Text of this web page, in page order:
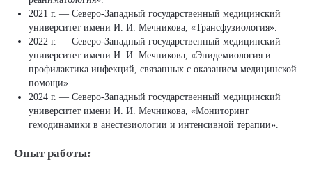
2021 г. — Северо-Западный государственный медицинский
университет имени И. И. Мечникова, «Трансфузиология».
2022 г. — Северо-Западный государственный медицинский
университет имени И. И. Мечникова, «Эпидемиология и
профилактика инфекций, связанных с оказанием медицинской
помощи».
2024 г. — Северо-Западный государственный медицинский
университет имени И. И. Мечникова, «Мониторинг
гемодинамики в анестезиологии и интенсивной терапии».
Опыт работы: